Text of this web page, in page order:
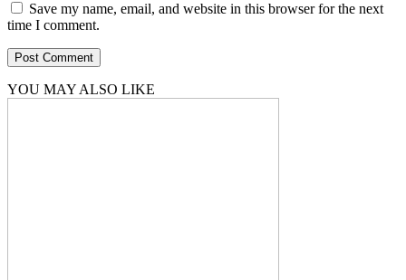
Save my name, email, and website in this browser for the next
time I comment.
YOU MAY ALSO LIKE